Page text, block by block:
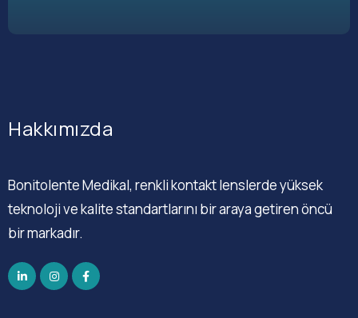
Hakkımızda
Bonitolente Medikal, renkli kontakt lenslerde yüksek
teknoloji ve kalite standartlarını bir araya getiren öncü
bir markadır.